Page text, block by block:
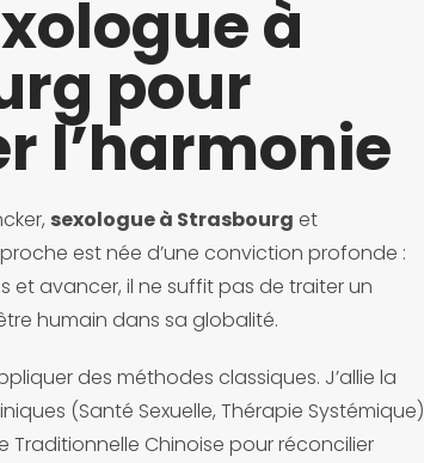
à
pour
l’harmonie
sexologue à Strasbourg et
est née d’une conviction profonde :
et avancer, il ne suffit pas de traiter un
humain dans sa globalité.
des méthodes classiques. J’allie la
(Santé Sexuelle, Thérapie Systémique)
Traditionnelle Chinoise pour réconcilier